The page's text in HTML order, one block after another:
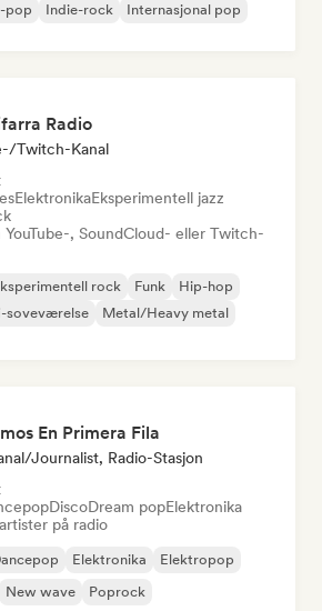
pop Indie-rock Internasjonal pop
Radio
Twitch-Kanal
ElektronikaEksperimentell jazz
YouTube-, SoundCloud- eller Twitch-
rock Funk
Hip-hop
soveværelse
Metal/Heavy metal
En Primera Fila
journalist, Radio-Stasjon
DiscoDream popElektronika
på radio
Elektronika
Elektropop
New wave Poprock